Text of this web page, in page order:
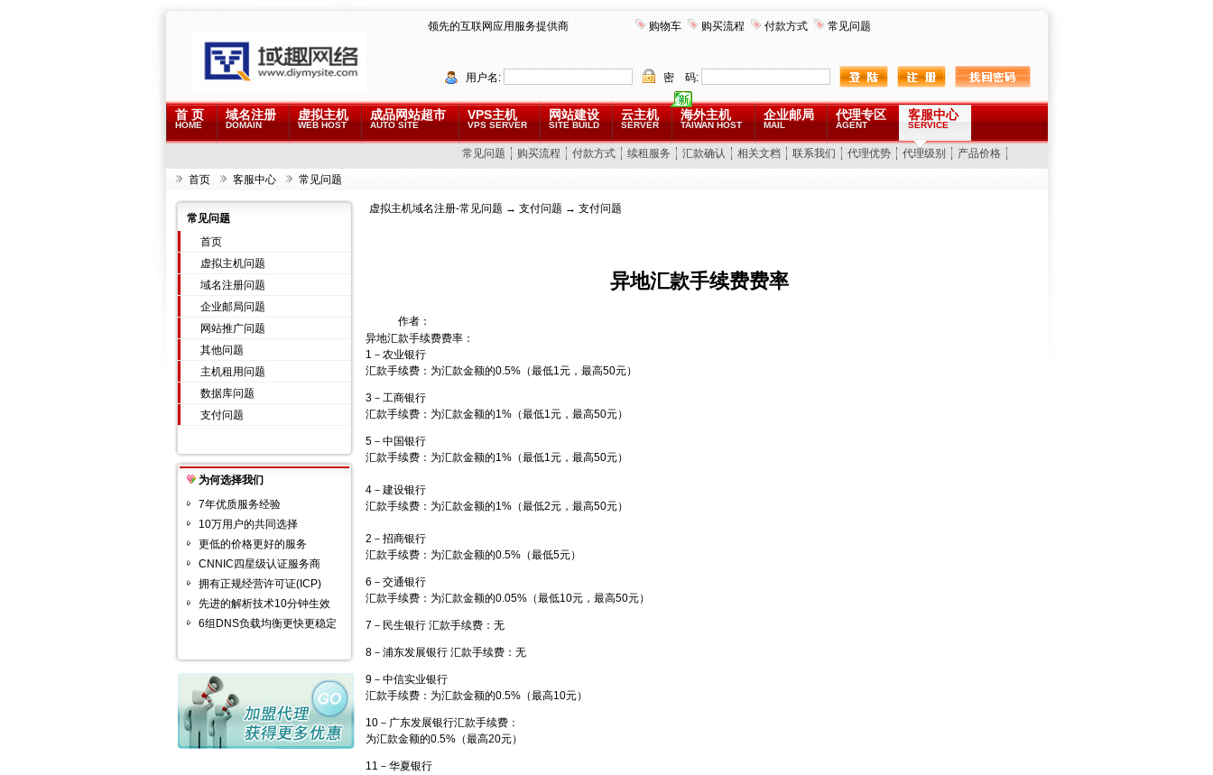
领先的互联网应用服务提供商 购物车 购买流程 付款方式 常见问题
用户名: 密 码:
首 页
HOME
域名注册
DOMAIN
虚拟主机
WEB HOST
成品网站超市
AUTO SITE
VPS主机
VPS SERVER
网站建设
SITE BUILD
云主机
SERVER
海外主机
TAIWAN HOST
企业邮局
MAIL
代理专区
AGENT
客服中心
SERVICE
常见问题 购买流程 付款方式 续租服务 汇款确认 相关文档 联系我们 代理优势 代理级别 产品价格
首页 客服中心 常见问题
常见问题
首页
虚拟主机问题
域名注册问题
企业邮局问题
网站推广问题
其他问题
主机租用问题
数据库问题
支付问题
为何选择我们
7年优质服务经验
10万用户的共同选择
更低的价格更好的服务
CNNIC四星级认证服务商
拥有正规经营许可证(ICP)
先进的解析技术10分钟生效
6组DNS负载均衡更快更稳定
虚拟主机域名注册-常见问题 → 支付问题 → 支付问题
异地汇款手续费费率
作者：
异地汇款手续费费率：
1－农业银行
汇款手续费：为汇款金额的0.5%（最低1元，最高50元）
3－工商银行
汇款手续费：为汇款金额的1%（最低1元，最高50元）
5－中国银行
汇款手续费：为汇款金额的1%（最低1元，最高50元）
4－建设银行
汇款手续费：为汇款金额的1%（最低2元，最高50元）
2－招商银行
汇款手续费：为汇款金额的0.5%（最低5元）
6－交通银行
汇款手续费：为汇款金额的0.05%（最低10元，最高50元）
7－民生银行 汇款手续费：无
8－浦东发展银行 汇款手续费：无
9－中信实业银行
汇款手续费：为汇款金额的0.5%（最高10元）
10－广东发展银行汇款手续费：
为汇款金额的0.5%（最高20元）
11－华夏银行